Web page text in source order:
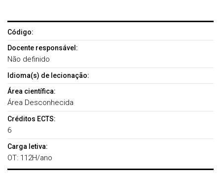
Código:
Docente responsável:
Não definido
Idioma(s) de lecionação:
Área científica:
Área Desconhecida
Créditos ECTS:
6
Carga letiva:
OT: 112H/ano